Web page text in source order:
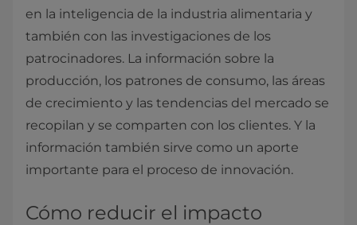
en la inteligencia de la industria alimentaria y
también con las investigaciones de los
patrocinadores. La información sobre la
producción, los patrones de consumo, las áreas
de crecimiento y las tendencias del mercado se
recopilan y se comparten con los clientes. Y la
información también sirve como un aporte
importante para el proceso de innovación.
Cómo reducir el impacto